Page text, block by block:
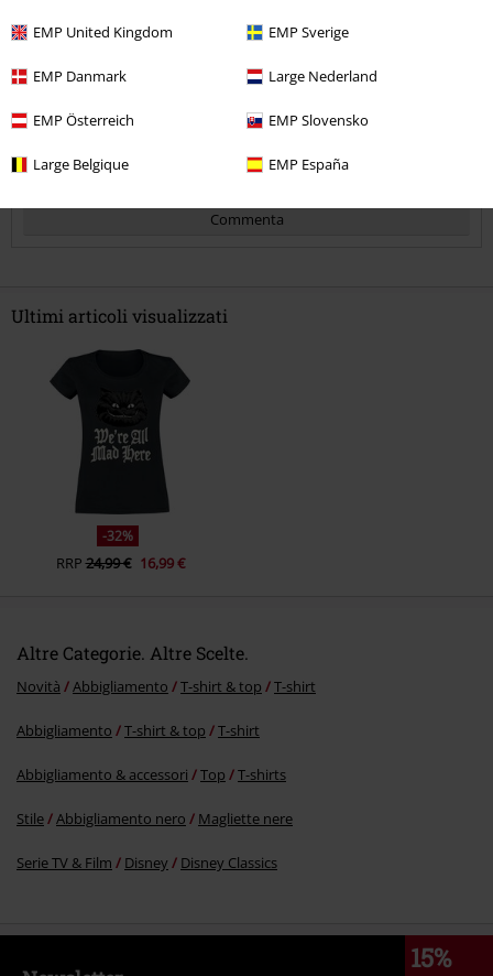
EMP United Kingdom EMP Sverige
EMP Danmark Large Nederland
EMP Österreich EMP Slovensko
Large Belgique EMP España
Troppo corto
Perfetto
Recensione verificata
Il commento è stato utile?
Commenta
Invia un commento
Ultimi articoli visualizzati
-32%
RRP24,99 € 16,99 €
Altre Categorie. Altre Scelte.
Novità Abbigliamento T-shirt & top T-shirt
Abbigliamento T-shirt & top T-shirt
Abbigliamento & accessori Top T-shirts
Stile Abbigliamento nero Magliette nere
Serie TV & Film Disney Disney Classics
15%